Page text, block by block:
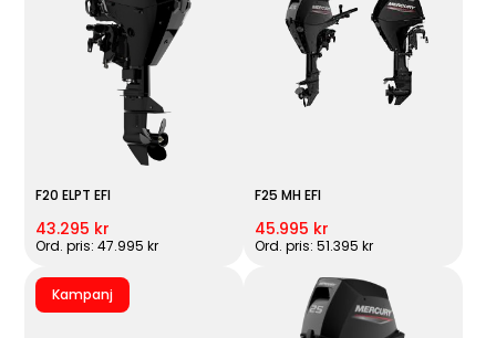
F20 ELPT EFI
43.295 kr
Ord. pris: 47.995 kr
F25 MH EFI
45.995 kr
Ord. pris: 51.395 kr
Kampanj